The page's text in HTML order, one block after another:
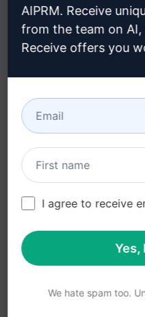
法律
可接受使用政策 (en)
使用条款 (en)
浏览器扩展术语 (en)
账单条款 (en)
All logos, trademarks,
AIPRM and other
AIPRM. Receive
from the team on AI,
Receive offers you
I agree to receive
Yes,
We hate spam too.